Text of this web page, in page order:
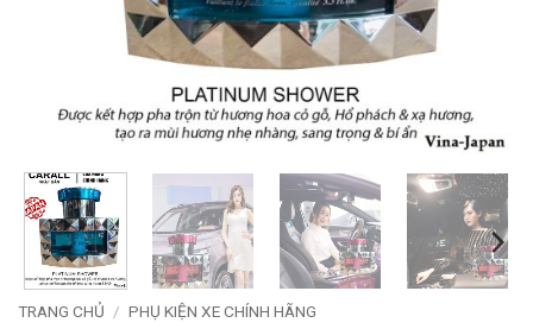
TRANG CHỦ / PHỤ KIỆN XE CHÍNH HÃNG